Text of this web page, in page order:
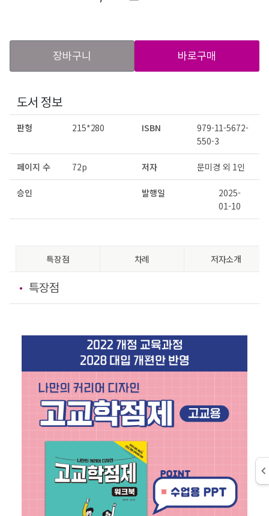
장바구니 바로구매
도서 정보
판형 215*280 ISBN
979-11-5672-
550-3
페이지 수 72p 저자 문미경 외 1인
승인 발행일
2025-
01-10
특장점 차례 저자소개
특장점